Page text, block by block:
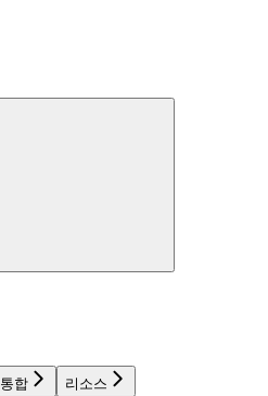
통합 리소스